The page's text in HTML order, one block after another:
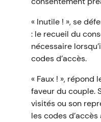
« Inutile ! », se
: le recueil du
nécessaire
codes d’accès.
« Faux ! », répond
faveur du couple.
visités ou son
les codes